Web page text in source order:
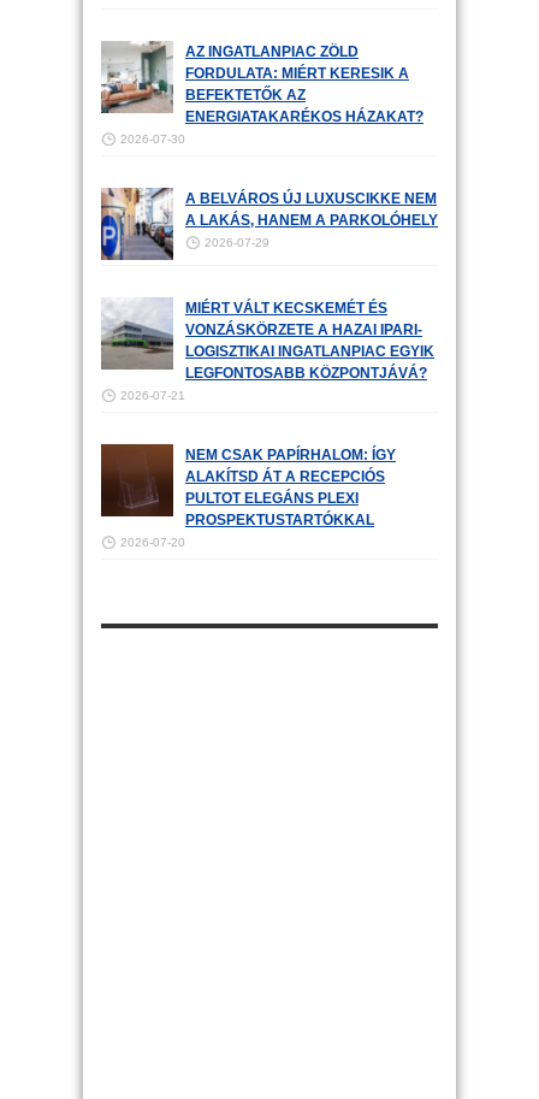
AZ INGATLANPIAC ZÖLD
FORDULATA: MIÉRT KERESIK A
BEFEKTETŐK AZ
ENERGIATAKARÉKOS HÁZAKAT?
2026-07-30
A BELVÁROS ÚJ LUXUSCIKKE NEM
A LAKÁS, HANEM A PARKOLÓHELY
2026-07-29
MIÉRT VÁLT KECSKEMÉT ÉS
VONZÁSKÖRZETE A HAZAI IPARI-
LOGISZTIKAI INGATLANPIAC EGYIK
LEGFONTOSABB KÖZPONTJÁVÁ?
2026-07-21
NEM CSAK PAPÍRHALOM: ÍGY
ALAKÍTSD ÁT A RECEPCIÓS
PULTOT ELEGÁNS PLEXI
PROSPEKTUSTARTÓKKAL
2026-07-20